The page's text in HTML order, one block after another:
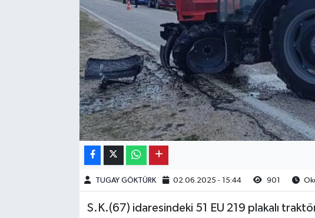
TUGAY GÖKTÜRK 02.06.2025 - 15:44 901
S.K.(67) idaresindeki 51 EU 219 plakalı